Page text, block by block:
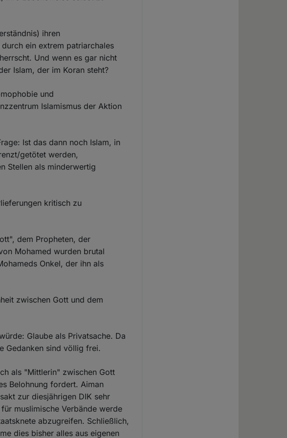
ihren
ein extrem patriarchales
Und wenn es gar nicht
Islam, der im Koran steht?
und
Islamismus der Aktion
Ist das dann noch Islam, in
getötet werden,
Stellen als minderwertig
kritisch zu
dem Propheten, der
Mohamed wurden brutal
Onkel, der ihn als
zwischen Gott und dem
Glaube als Privatsache. Da
Gedanken sind völlig frei.
als "Mittlerin" zwischen Gott
Belohnung fordert. Aiman
zur diesjährigen DIK sehr
muslimische Verbände werde
abzugreifen. Schließlich,
dies bisher alles aus eigenen